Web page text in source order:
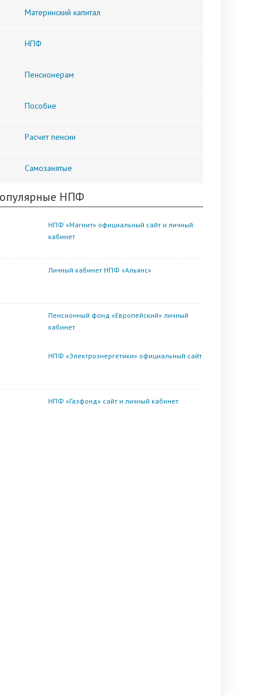
Материнский капитал
НПФ
Пенсионерам
Пособие
Расчет пенсии
Самозанятые
НПФ
НПФ «Магнит» официальный сайт и личный
кабинет
Личный кабинет НПФ «Альянс»
Пенсионный фонд «Европейский» личный
кабинет
НПФ «Электроэнергетики» официальный сайт
НПФ «Газфонд» сайт и личный кабинет